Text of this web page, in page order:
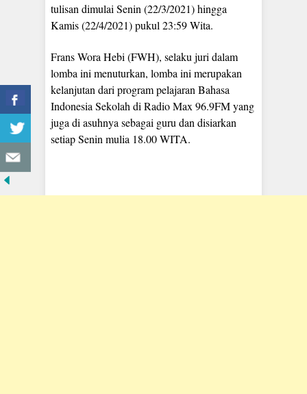
tulisan dimulai Senin (22/3/2021) hingga
Kamis (22/4/2021) pukul 23:59 Wita.
Frans Wora Hebi (FWH), selaku juri dalam
lomba ini menuturkan, lomba ini merupakan
kelanjutan dari program pelajaran Bahasa
Indonesia Sekolah di Radio Max 96.9FM yang
juga di asuhnya sebagai guru dan disiarkan
setiap Senin mulia 18.00 WITA.